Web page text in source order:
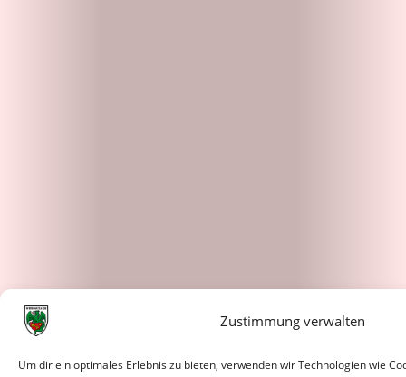
Zustimmung verwalten
Um dir ein optimales Erlebnis zu bieten, verwenden wir Technologien wie